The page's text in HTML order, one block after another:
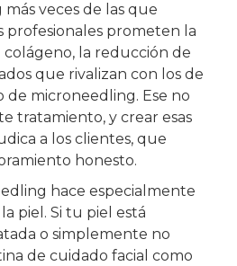
veces de las que
profesionales prometen la
la reducción de
que rivalizan con los de
microneedling. Ese no
tratamiento, y crear esas
a los clientes, que
honesto.
hace especialmente
piel. Si tu piel está
o simplemente no
de cuidado facial como